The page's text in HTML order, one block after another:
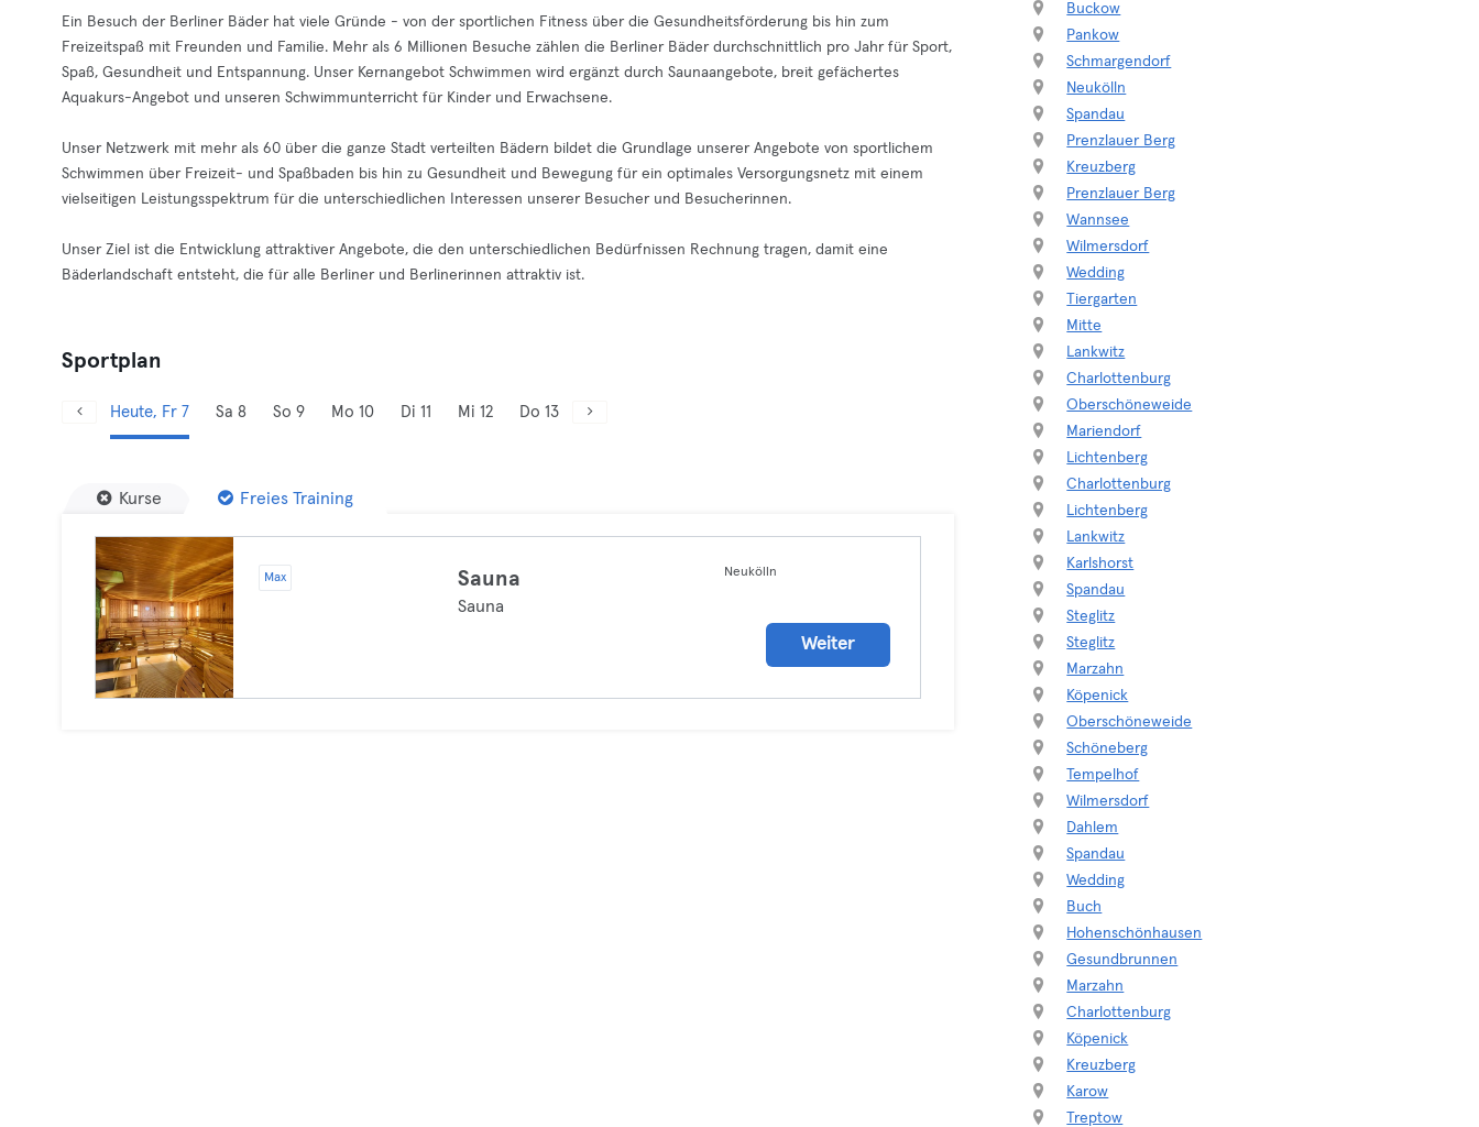
Ein Besuch der Berliner Bäder hat viele Gründe - von der sportlichen Fitness über die Gesundheitsförderung bis hin zum
Freizeitspaß mit Freunden und Familie. Mehr als 6 Millionen Besuche zählen die Berliner Bäder durchschnittlich pro Jahr für Sport,
Spaß, Gesundheit und Entspannung. Unser Kernangebot Schwimmen wird ergänzt durch Saunaangebote, breit gefächertes
Aquakurs-Angebot und unseren Schwimmunterricht für Kinder und Erwachsene.
Unser Netzwerk mit mehr als 60 über die ganze Stadt verteilten Bädern bildet die Grundlage unserer Angebote von sportlichem
Schwimmen über Freizeit- und Spaßbaden bis hin zu Gesundheit und Bewegung für ein optimales Versorgungsnetz mit einem
vielseitigen Leistungsspektrum für die unterschiedlichen Interessen unserer Besucher und Besucherinnen.
Unser Ziel ist die Entwicklung attraktiver Angebote, die den unterschiedlichen Bedürfnissen Rechnung tragen, damit eine
Bäderlandschaft entsteht, die für alle Berliner und Berlinerinnen attraktiv ist.
Sportplan
Heute, Fr 7 Sa 8 So 9 Mo 10 Di 11 Mi 12 Do 13
Kurse Freies Training
Max Sauna
Sauna
Neukölln
Weiter
Buckow
Pankow
Schmargendorf
Neukölln
Spandau
Prenzlauer Berg
Kreuzberg
Prenzlauer Berg
Wannsee
Wilmersdorf
Wedding
Tiergarten
Mitte
Lankwitz
Charlottenburg
Oberschöneweide
Mariendorf
Lichtenberg
Charlottenburg
Lichtenberg
Lankwitz
Karlshorst
Spandau
Steglitz
Steglitz
Marzahn
Köpenick
Oberschöneweide
Schöneberg
Tempelhof
Wilmersdorf
Dahlem
Spandau
Wedding
Buch
Hohenschönhausen
Gesundbrunnen
Marzahn
Charlottenburg
Köpenick
Kreuzberg
Karow
Treptow